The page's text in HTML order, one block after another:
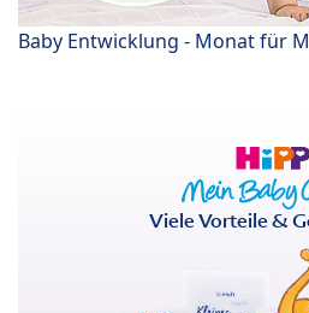
Baby Entwicklung - Monat für
Viele Vorteile &